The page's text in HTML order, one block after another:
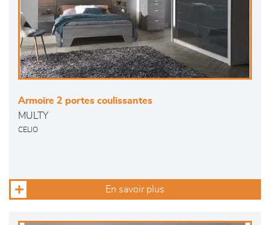
Armoire 2 portes coulissantes
MULTY
CELIO
En savoir plus